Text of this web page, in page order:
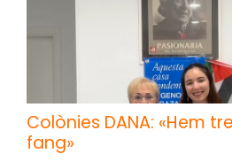
Colònies DANA: «Hem
fang»